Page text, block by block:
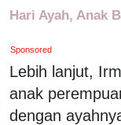
Hari Ayah, Anak
Sponsored
Lebih lanjut,
anak
dengan